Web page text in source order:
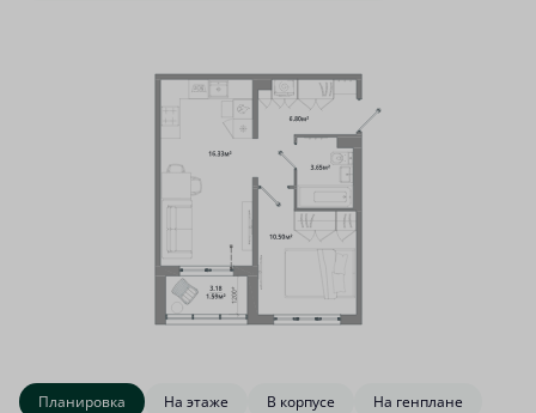
Планировка На этаже В корпусе На генплане